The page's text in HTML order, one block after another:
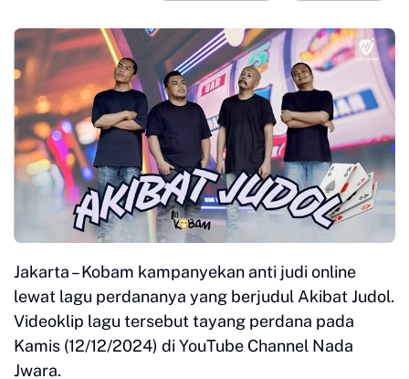
Jakarta – Kobam kampanyekan anti judi online
lewat lagu perdananya yang berjudul Akibat Judol.
Videoklip lagu tersebut tayang perdana pada
Kamis (12/12/2024) di YouTube Channel Nada
Jwara.